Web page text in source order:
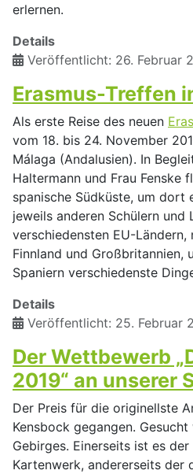
erlernen.
Details
Veröffentlicht: 26. Februar
Erasmus-Treffen
Als erste Reise des neuen
vom 18. bis 24. November
Málaga (Andalusien). In
Haltermann und Frau Fenske
spanische Südküste, um dort
jeweils anderen Schülern und
verschiedensten EU-Ländern,
Finnland und Großbritannien,
Spaniern verschiedenste
Details
Veröffentlicht: 25. Februar
Der Wettbewerb
2019“ an unserer
Der Preis für die originellste
Kensbock gegangen.
Gebirges. Einerseits ist es
Kartenwerk, andererseits der